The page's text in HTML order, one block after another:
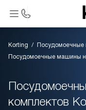
Korting
Посудомоечные машины
комплектов